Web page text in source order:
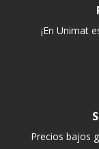
¡En Unimat
Precios bajos